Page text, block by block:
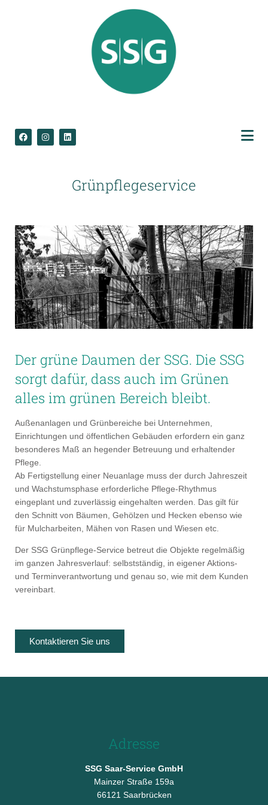
Grünpflegeservice
Der grüne Daumen der SSG. Die SSG
sorgt dafür, dass auch im Grünen
alles im grünen Bereich bleibt.
Außenanlagen und Grünbereiche bei Unternehmen,
Einrichtungen und öffentlichen Gebäuden erfordern ein ganz
besonderes Maß an hegender Betreuung und erhaltender
Pflege.
Ab Fertigstellung einer Neuanlage muss der durch Jahreszeit
und Wachstumsphase erforderliche Pflege-Rhythmus
eingeplant und zuverlässig eingehalten werden. Das gilt für
den Schnitt von Bäumen, Gehölzen und Hecken ebenso wie
für Mulcharbeiten, Mähen von Rasen und Wiesen etc.
Der SSG Grünpflege-Service betreut die Objekte regelmäßig
im ganzen Jahresverlauf: selbstständig, in eigener Aktions-
und Terminverantwortung und genau so, wie mit dem Kunden
vereinbart.
Kontaktieren Sie uns
Adresse
SSG Saar-Service GmbH
Mainzer Straße 159a
66121 Saarbrücken